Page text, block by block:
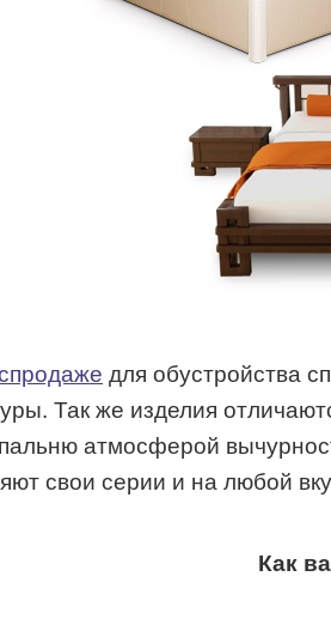
для обустройства
Так же изделия
атмосферой
свои серии и на любой
Как